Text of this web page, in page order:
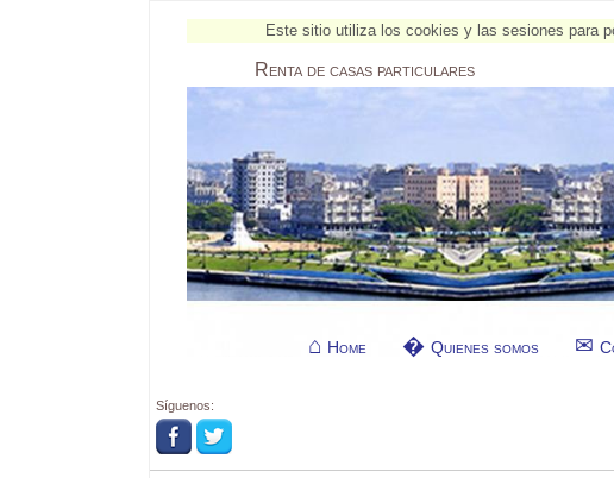
Este sitio utiliza los cookies y las sesiones para
Rentade casas particulares
Home Quienes somos
Síguenos: